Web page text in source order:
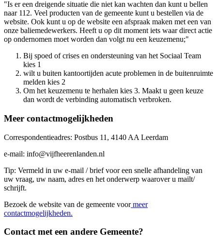
"Is er een dreigende situatie die niet kan wachten dan kunt u bellen
naar 112. Veel producten van de gemeente kunt u bestellen via de
website. Ook kunt u op de website een afspraak maken met een van
onze baliemedewerkers. Heeft u op dit moment iets waar direct actie
op ondernomen moet worden dan volgt nu een keuzemenu;"
Bij spoed of crises en ondersteuning van het Sociaal Team
kies 1
wilt u buiten kantoortijden acute problemen in de buitenruimte
melden kies 2
Om het keuzemenu te herhalen kies 3. Maakt u geen keuze
dan wordt de verbinding automatisch verbroken.
Meer contactmogelijkheden
Correspondentieadres: Postbus 11, 4140 AA Leerdam
e-mail: info@vijfheerenlanden.nl
Tip: Vermeld in uw e-mail / brief voor een snelle afhandeling van
uw vraag, uw naam, adres en het onderwerp waarover u mailt/
schrijft.
Bezoek de website van de gemeente voormeer
contactmogelijkheden.
Contact met een andere Gemeente?